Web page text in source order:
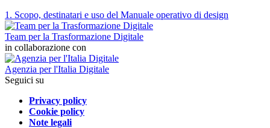
1. Scopo, destinatari e uso del Manuale operativo di design
Team per la Trasformazione Digitale
in collaborazione con
Agenzia per l'Italia Digitale
Seguici su
Privacy policy
Cookie policy
Note legali